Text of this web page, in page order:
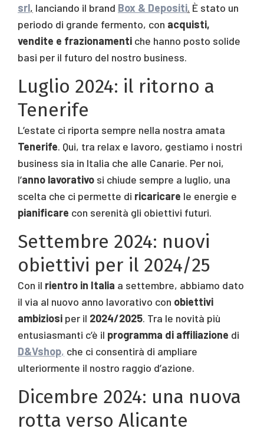
srl, lanciando il brand Box & Depositi. È stato un
periodo di grande fermento, con acquisti,
vendite e frazionamenti che hanno posto solide
basi per il futuro del nostro business.
Luglio 2024: il ritorno a
Tenerife
L’estate ci riporta sempre nella nostra amata
Tenerife. Qui, tra relax e lavoro, gestiamo i nostri
business sia in Italia che alle Canarie. Per noi,
l’anno lavorativo si chiude sempre a luglio, una
scelta che ci permette di ricaricare le energie e
pianificare con serenità gli obiettivi futuri.
Settembre 2024: nuovi
obiettivi per il 2024/25
Con il rientro in Italia a settembre, abbiamo dato
il via al nuovo anno lavorativo con obiettivi
ambiziosi per il 2024/2025. Tra le novità più
entusiasmanti c’è il programma di affiliazione di
D&Vshop, che ci consentirà di ampliare
ulteriormente il nostro raggio d’azione.
Dicembre 2024: una nuova
rotta verso Alicante